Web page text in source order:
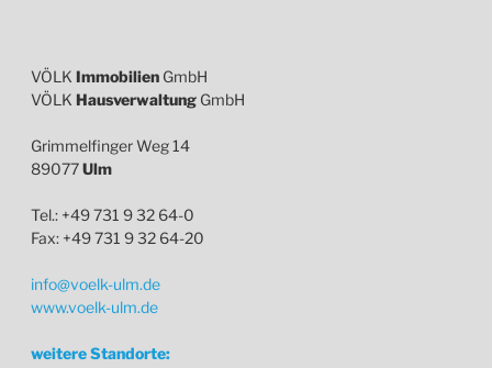
VÖLK Immobilien GmbH
VÖLK Hausverwaltung GmbH
Grimmelfinger Weg 14
89077Ulm
Tel.: +49 731 9 32 64-0
Fax: +49 731 9 32 64-20
info@voelk-ulm.de
www.voelk-ulm.de
weitere Standorte: